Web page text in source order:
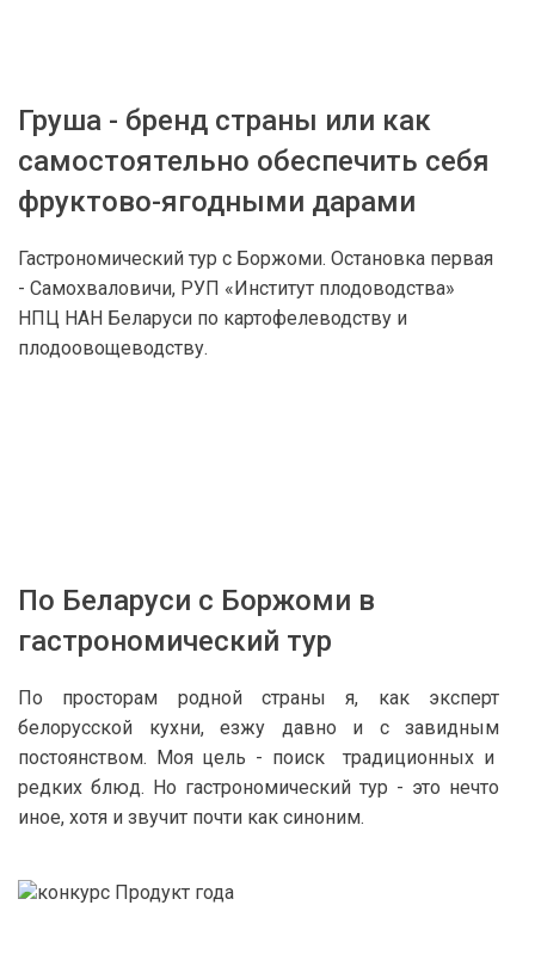
Груша - бренд страны или как
самостоятельно обеспечить себя
фруктово-ягодными дарами
Гастрономический тур с Боржоми. Остановка первая
- Самохваловичи, РУП «Институт плодоводства»
НПЦ НАН Беларуси по картофелеводству и
плодоовощеводству.
По Беларуси с Боржоми в
гастрономический тур
По просторам родной страны я, как эксперт
белорусской кухни, езжу давно и с завидным
постоянством. Моя цель - поиск традиционных и
редких блюд. Но гастрономический тур - это нечто
иное, хотя и звучит почти как синоним.